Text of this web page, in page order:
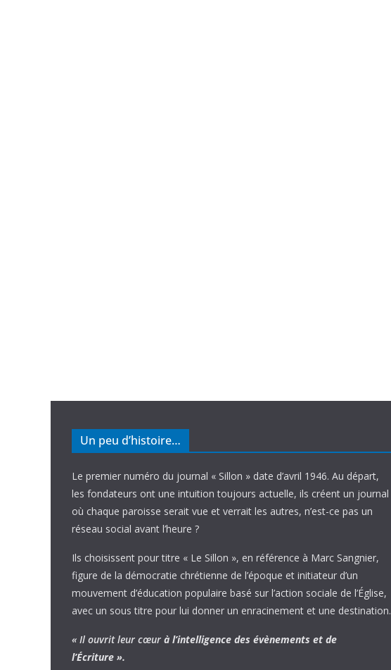
Un peu d’histoire…
Le premier numéro du journal « Sillon » date d’avril 1946. Au départ,
les fondateurs ont une intuition toujours actuelle, ils créent un journal
où chaque paroisse serait vue et verrait les autres, n’est-ce pas un
réseau social avant l’heure ?
Ils choisissent pour titre « Le Sillon », en référence à Marc Sangnier,
figure de la démocratie chrétienne de l’époque et initiateur d’un
mouvement d’éducation populaire basé sur l’action sociale de l’Église,
avec un sous titre pour lui donner un enracinement et une destination.
« Il ouvrit leur cœur à l’intelligence des évènements et de
l’Écriture ».